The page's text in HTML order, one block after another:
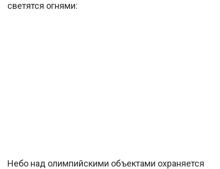
светятся огнями:
Небо над олимпийскими объектами охраняется